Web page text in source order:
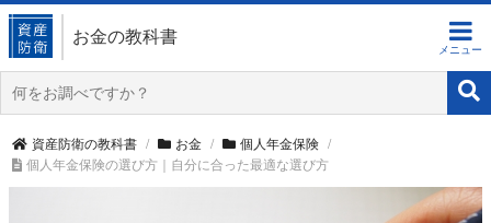
お金の教科書
資産防衛の教科書 お金
個人年金保険
個人年金保険の選び方｜自分に合った最適な選び方